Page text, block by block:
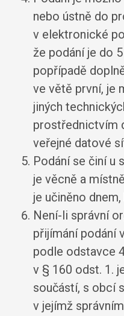
nebo ústně do
v elektronické
že podání je do
popřípadě
ve větě první, je
jiných
prostřednictvím
veřejné datové
Podání se činí u
je věcně a
je učiněno
Není-li správní
přijímání podání
podle odstavce
v § 160 odst. 1.
součástí, s obcí
v jejímž